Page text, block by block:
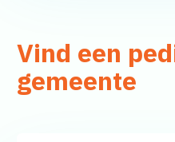
Vind een
gemeente